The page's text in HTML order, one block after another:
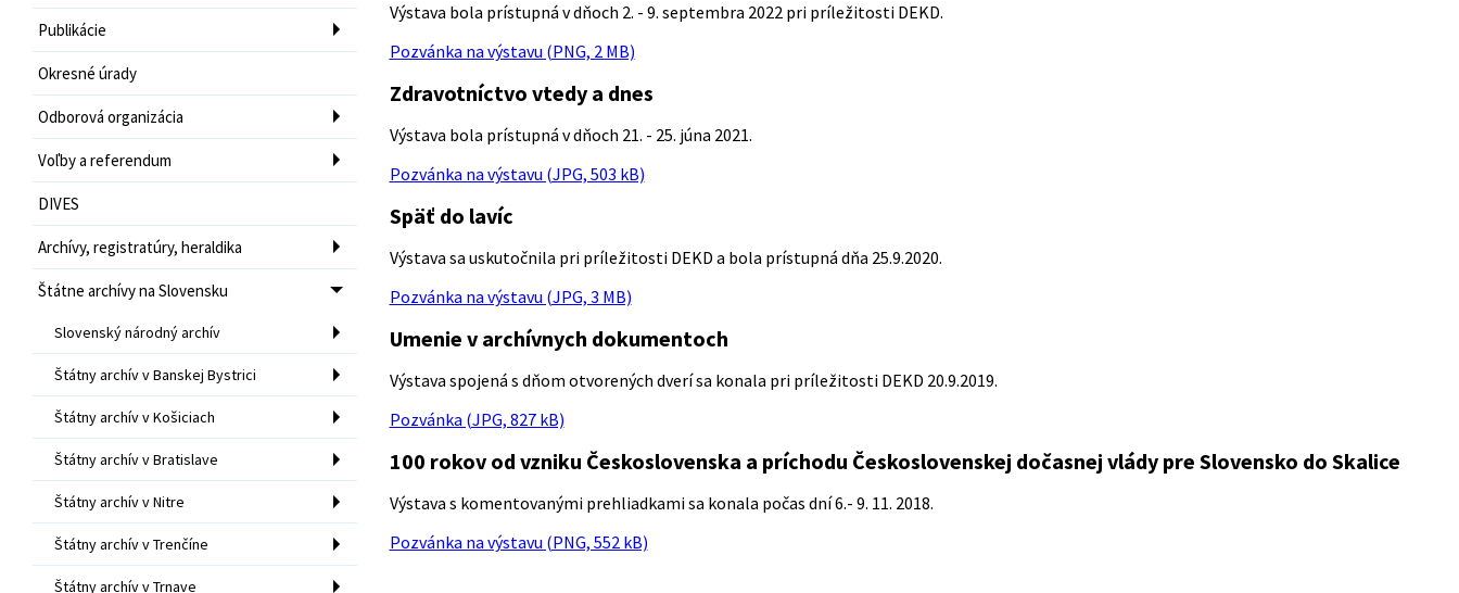
Publikácie
Okresné úrady
Odborová organizácia
Voľby a referendum
DIVES
Archívy, registratúry, heraldika
Štátne archívy na Slovensku
Slovenský národný archív
Štátny archív v Banskej Bystrici
Štátny archív v Košiciach
Štátny archív v Bratislave
Štátny archív v Nitre
Štátny archív v Trenčíne
Štátny archív v Trnave
Výstava bola prístupná v dňoch 2. - 9. septembra 2022 pri príležitosti DEKD.
Pozvánka na výstavu (PNG, 2 MB)
Zdravotníctvo vtedy a dnes
Výstava bola prístupná v dňoch 21. - 25. júna 2021.
Pozvánka na výstavu (JPG, 503 kB)
Späť do lavíc
Výstava sa uskutočnila pri príležitosti DEKD a bola prístupná dňa 25.9.2020.
Pozvánka na výstavu (JPG, 3 MB)
Umenie v archívnych dokumentoch
Výstava spojená s dňom otvorených dverí sa konala pri príležitosti DEKD 20.9.2019.
Pozvánka (JPG, 827 kB)
100 rokov od vzniku Československa a príchodu Československej dočasnej vlády pre Slovensko do Skalice
Výstava s komentovanými prehliadkami sa konala počas dní 6.- 9. 11. 2018.
Pozvánka na výstavu (PNG, 552 kB)